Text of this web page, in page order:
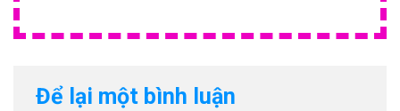
Để lại một bình luận